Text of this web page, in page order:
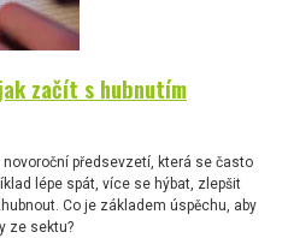
začít s hubnutím
předsevzetí, která se často
lépe spát, více se hýbat, zlepšit
Co je základem úspěchu, aby
ze sektu?